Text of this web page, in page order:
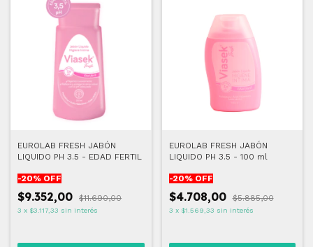
EUROLAB FRESH JABÓN
LIQUIDO PH 3.5 - EDAD FERTIL
-20% OFF
$9.352,00 $11.690,00
3 x $3.117,33 sin interés
EUROLAB FRESH JABÓN
LIQUIDO PH 3.5 - 100 ml
-20% OFF
$4.708,00 $5.885,00
3 x $1.569,33 sin interés